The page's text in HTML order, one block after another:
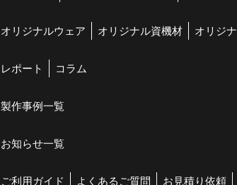
オリジナルウェア オリジナル資機材 オリジ
レポート コラム
製作事例一覧
お知らせ一覧
ご利用ガイド よくあるご質問 お見積り依頼